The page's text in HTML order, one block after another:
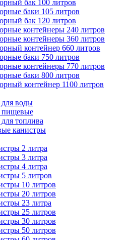
бак 100 литров
баки 105 литров
бак 120 литров
контейнеры 240 литров
контейнеры 360 литров
контейнер 660 литров
баки 750 литров
контейнеры 770 литров
баки 800 литров
контейнер 1100 литров
воды
пищевые
топлива
канистры
2 литра
3 литра
4 литра
5 литров
10 литров
20 литров
23 литра
25 литров
30 литров
50 литров